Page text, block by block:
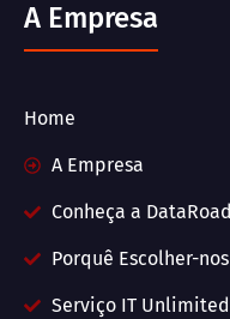
A Empresa
Home
A Empresa
Conheça a DataRoad
Porquê Escolher-nos
Serviço IT Unlimited